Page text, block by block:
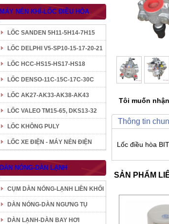
MÁY NÉN KHÍ-LỐC ĐIỀU HÒA
LỐC SANDEN 5H11-5H14-7H15
LỐC DELPHI V5-SP10-15-17-20-21
LỐC HCC-HS15-HS17-HS18
LỐC DENSO-11C-15C-17C-30C
LỐC AK27-AK33-AK38-AK43
LỐC VALEO TM15-65, DKS13-32
LỐC KHÔNG PULY
LỐC XE ĐIỆN - MÁY NÉN ĐIỆN
DÀN NÓNG-DÀN LẠNH
CỤM DÀN NÓNG-LẠNH LIỀN KHỐI
DÀN NÓNG-DÀN NGƯNG TỤ
DÀN LẠNH-DÀN BAY HƠI
Tôi muốn
Thông tin
Lốc điều hòa
SẢN PHẨM